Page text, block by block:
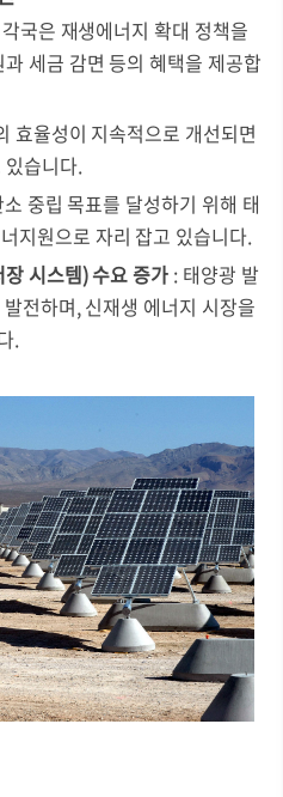
국은 재생에너지 확대 정책을
세금 감면 등의 혜택을 제공합
효율성이 지속적으로 개선되면
습니다.
중립 목표를 달성하기 위해 태
지원으로 자리 잡고 있습니다.
시스템) 수요 증가 : 태양광 발
전하며, 신재생 에너지 시장을
.